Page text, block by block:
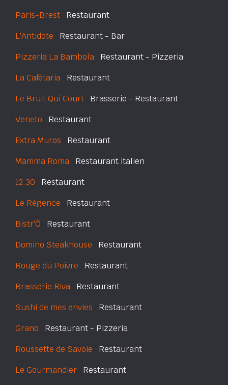
Paris-Brest Restaurant
L'Antidote Restaurant - Bar
Pizzeria La Bambola Restaurant - Pizzeria
La Cafétaria Restaurant
Le Bruit Qui Court Brasserie - Restaurant
Veneto Restaurant
Extra Muros Restaurant
Mamma Roma Restaurant italien
12.30 Restaurant
Le Régence Restaurant
Bistr'Ô Restaurant
Domino Steakhouse Restaurant
Rouge du Poivre Restaurant
Brasserie Riva Restaurant
Sushi de mes envies Restaurant
Grano Restaurant - Pizzeria
Roussette de Savoie Restaurant
Le Gourmandier Restaurant